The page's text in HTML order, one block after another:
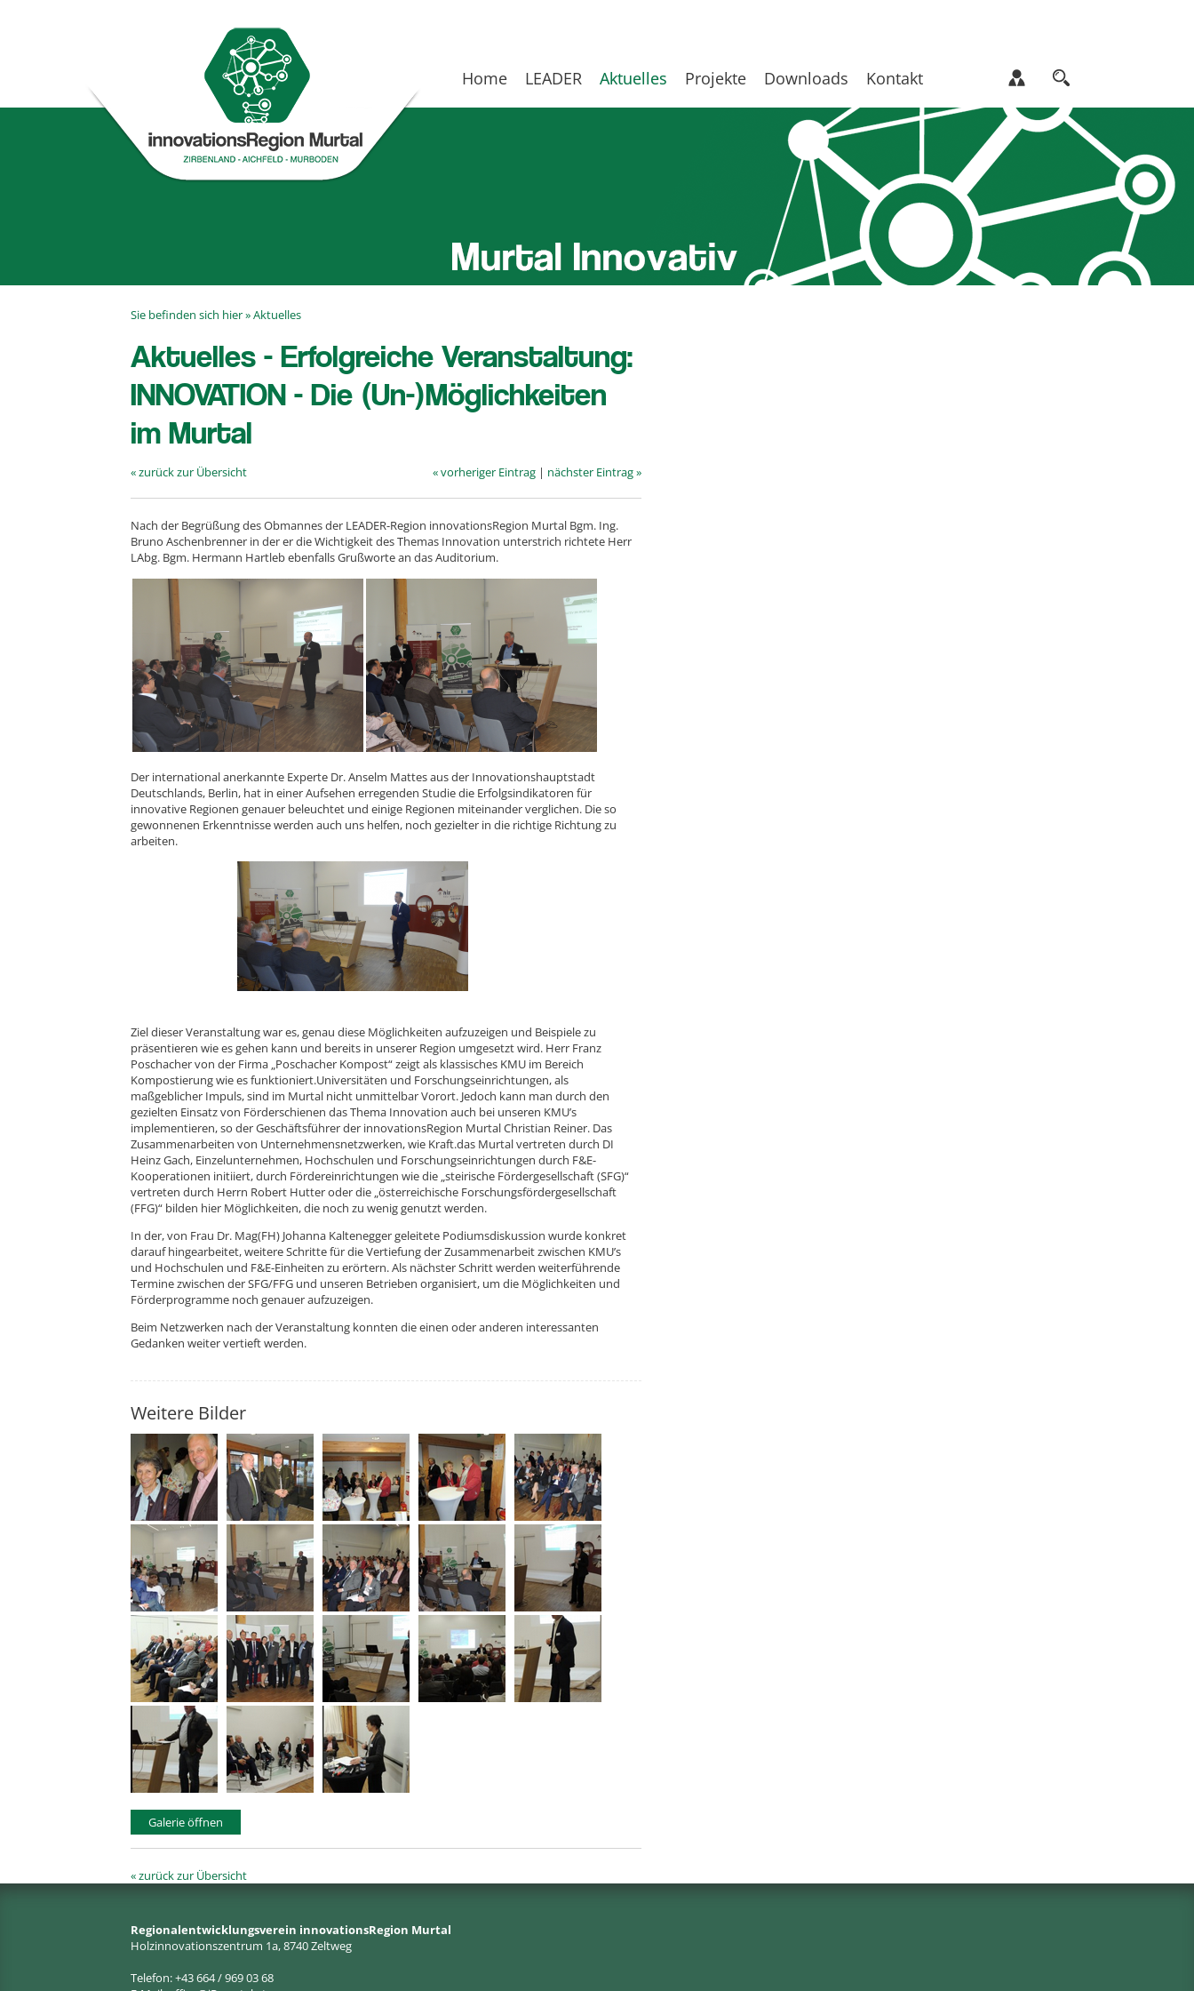
Home LEADER Aktuelles Projekte Downloads Kontakt
Sie befinden sich hier »Aktuelles
Aktuelles - Erfolgreiche Veranstaltung:
INNOVATION - Die (Un-)Möglichkeiten
im Murtal
« zurück zur Übersicht « vorheriger Eintrag | nächster Eintrag »
Nach der Begrüßung des Obmannes der LEADER-Region innovationsRegion Murtal Bgm. Ing.
Bruno Aschenbrenner in der er die Wichtigkeit des Themas Innovation unterstrich richtete Herr
LAbg. Bgm. Hermann Hartleb ebenfalls Grußworte an das Auditorium.
Der international anerkannte Experte Dr. Anselm Mattes aus der Innovationshauptstadt
Deutschlands, Berlin, hat in einer Aufsehen erregenden Studie die Erfolgsindikatoren für
innovative Regionen genauer beleuchtet und einige Regionen miteinander verglichen. Die so
gewonnenen Erkenntnisse werden auch uns helfen, noch gezielter in die richtige Richtung zu
arbeiten.
Ziel dieser Veranstaltung war es, genau diese Möglichkeiten aufzuzeigen und Beispiele zu
präsentieren wie es gehen kann und bereits in unserer Region umgesetzt wird. Herr Franz
Poschacher von der Firma „Poschacher Kompost“ zeigt als klassisches KMU im Bereich
Kompostierung wie es funktioniert.Universitäten und Forschungseinrichtungen, als
maßgeblicher Impuls, sind im Murtal nicht unmittelbar Vorort. Jedoch kann man durch den
gezielten Einsatz von Förderschienen das Thema Innovation auch bei unseren KMU’s
implementieren, so der Geschäftsführer der innovationsRegion Murtal Christian Reiner. Das
Zusammenarbeiten von Unternehmensnetzwerken, wie Kraft.das Murtal vertreten durch DI
Heinz Gach, Einzelunternehmen, Hochschulen und Forschungseinrichtungen durch F&E-
Kooperationen initiiert, durch Fördereinrichtungen wie die „steirische Fördergesellschaft (SFG)“
vertreten durch Herrn Robert Hutter oder die „österreichische Forschungsfördergesellschaft
(FFG)“ bilden hier Möglichkeiten, die noch zu wenig genutzt werden.
In der, von Frau Dr. Mag(FH) Johanna Kaltenegger geleitete Podiumsdiskussion wurde konkret
darauf hingearbeitet, weitere Schritte für die Vertiefung der Zusammenarbeit zwischen KMU’s
und Hochschulen und F&E-Einheiten zu erörtern. Als nächster Schritt werden weiterführende
Termine zwischen der SFG/FFG und unseren Betrieben organisiert, um die Möglichkeiten und
Förderprogramme noch genauer aufzuzeigen.
Beim Netzwerken nach der Veranstaltung konnten die einen oder anderen interessanten
Gedanken weiter vertieft werden.
Weitere Bilder
Galerie öffnen
« zurück zur Übersicht
Regionalentwicklungsverein innovationsRegion Murtal
Holzinnovationszentrum 1a, 8740 Zeltweg
Telefon: +43 664 / 969 03 68